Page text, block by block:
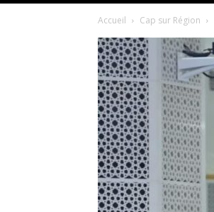
Accueil Cap sur Région